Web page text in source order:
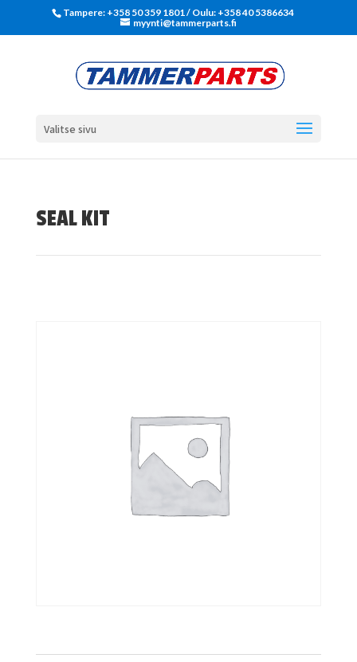
Tampere: +358 50 359 1801‬ / Oulu: +358 40 5386634
myynti@tammerparts.fi
Valitse sivu
SEAL KIT